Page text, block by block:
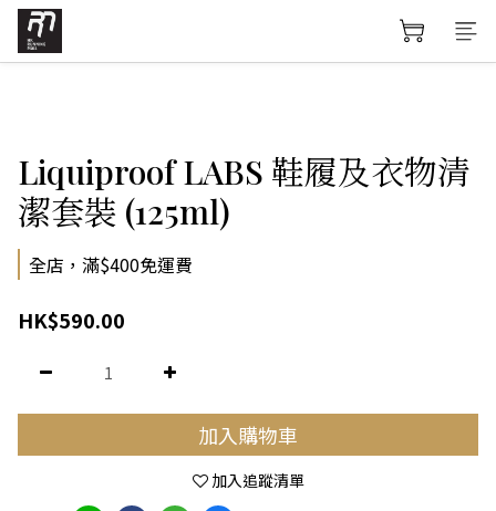
Liquiproof LABS 鞋履及衣物清
潔套裝 (125ml)
全店，滿$400免運費
HK$590.00
加入購物車
加入追蹤清單